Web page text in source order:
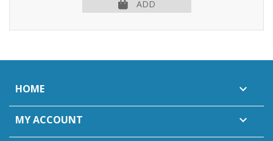
ADD
HOME 
MY ACCOUNT 